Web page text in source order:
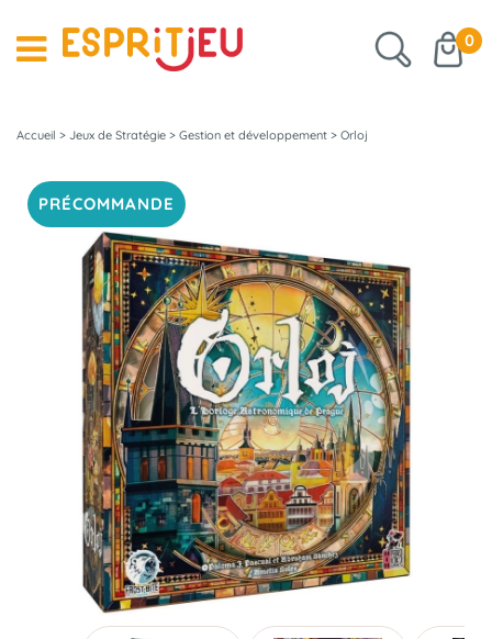
0
Accueil > Jeux de Stratégie > Gestion et développement > Orloj
PRÉCOMMANDE